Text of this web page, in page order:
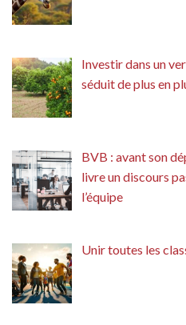
Investir dans un
séduit de plus en
BVB : avant son
livre un discours
l’équipe
Unir toutes les